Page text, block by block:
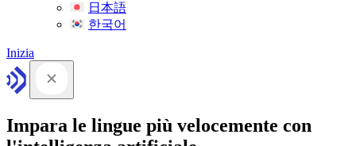
日本語
한국어
Inizia
Impara le lingue più velocemente con